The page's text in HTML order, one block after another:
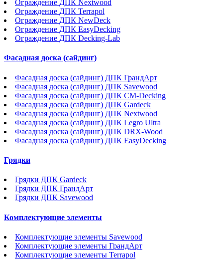
Ограждение ДПК Nextwood
Ограждение ДПК Terrapol
Ограждение ДПК NewDeck
Ограждение ДПК EasyDecking
Ограждение ДПК Decking-Lab
Фасадная доска (сайдинг)
Фасадная доска (сайдинг) ДПК ГрандАрт
Фасадная доска (сайдинг) ДПК Savewood
Фасадная доска (сайдинг) ДПК CM-Decking
Фасадная доска (сайдинг) ДПК Gardeck
Фасадная доска (сайдинг) ДПК Nextwood
Фасадная доска (сайдинг) ДПК Legro Ultra
Фасадная доска (сайдинг) ДПК DRX-Wood
Фасадная доска (сайдинг) ДПК EasyDecking
Грядки
Грядки ДПК Gardeck
Грядки ДПК ГрандАрт
Грядки ДПК Savewood
Комплектующие элементы
Комплектующие элементы Savewood
Комплектующие элементы ГрандАрт
Комплектующие элементы Terrapol